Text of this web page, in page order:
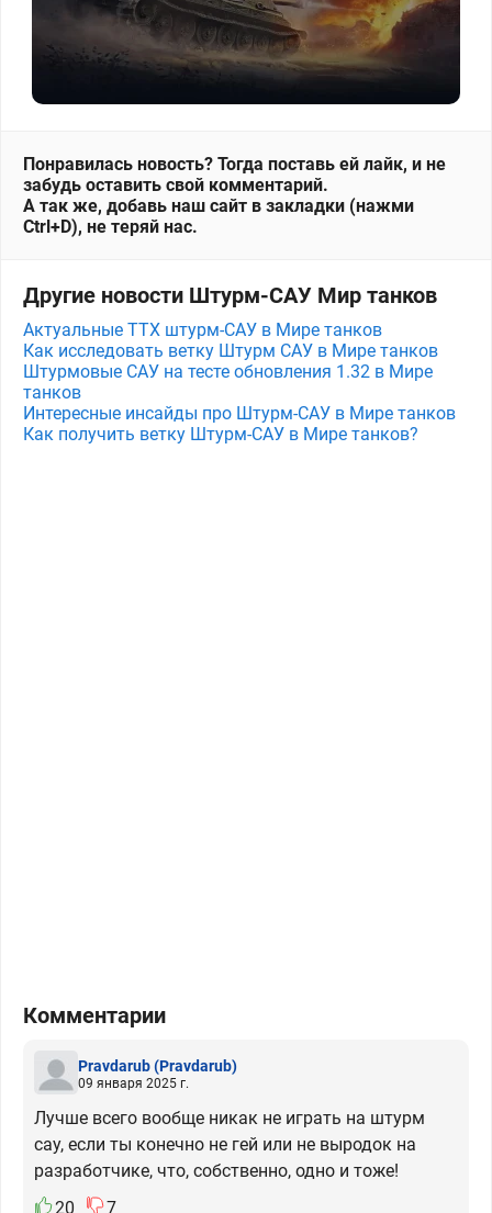
Понравилась новость? Тогда поставь ей лайк, и не
забудь оставить свой комментарий.
А так же, добавь наш сайт в закладки (нажми
Ctrl+D), не теряй нас.
Другие новости Штурм-САУ Мир танков
Актуальные ТТХ штурм-САУ в Мире танков
Как исследовать ветку Штурм САУ в Мире танков
Штурмовые САУ на тесте обновления 1.32 в Мире
танков
Интересные инсайды про Штурм-САУ в Мире танков
Как получить ветку Штурм-САУ в Мире танков?
Комментарии
Pravdarub(Pravdarub)
09 января 2025 г.
Лучше всего вообще никак не играть на штурм
сау, если ты конечно не гей или не выродок на
разработчике, что, собственно, одно и тоже!
20
7